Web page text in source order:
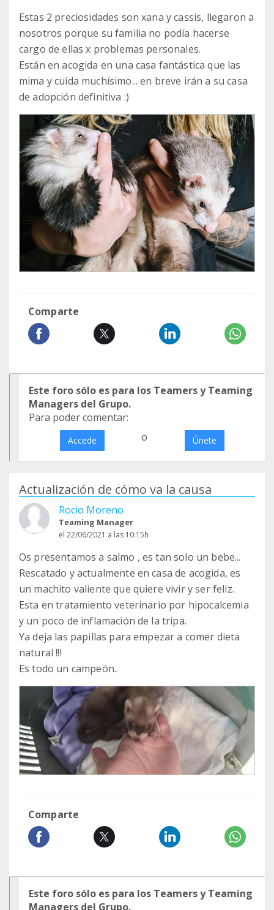
Estas 2 preciosidades son xana y cassis, llegaron a
nosotros porque su familia no podía hacerse
cargo de ellas x problemas personales.
Están en acogida en una casa fantástica que las
mima y cuida muchísimo... en breve irán a su casa
de adopción definitiva :)
Comparte
Este foro sólo es para los Teamers y Teaming
Managers del Grupo.
Para poder comentar:
Accede o Únete
Actualización de cómo va la causa
Rocio Moreno
Teaming Manager
el 22/06/2021 a las 10:15h
Os presentamos a salmo , es tan solo un bebe...
Rescatado y actualmente en casa de acogida, es
un machito valiente que quiere vivir y ser feliz.
Esta en tratamiento veterinario por hipocalcemia
y un poco de inflamación de la tripa.
Ya deja las papillas para empezar a comer dieta
natural !!!
Es todo un campeón..
Comparte
Este foro sólo es para los Teamers y Teaming
Managers del Grupo.